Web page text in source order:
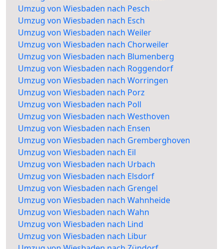
Umzug von Wiesbaden nach Pesch
Umzug von Wiesbaden nach Esch
Umzug von Wiesbaden nach Weiler
Umzug von Wiesbaden nach Chorweiler
Umzug von Wiesbaden nach Blumenberg
Umzug von Wiesbaden nach Roggendorf
Umzug von Wiesbaden nach Worringen
Umzug von Wiesbaden nach Porz
Umzug von Wiesbaden nach Poll
Umzug von Wiesbaden nach Westhoven
Umzug von Wiesbaden nach Ensen
Umzug von Wiesbaden nach Gremberghoven
Umzug von Wiesbaden nach Eil
Umzug von Wiesbaden nach Urbach
Umzug von Wiesbaden nach Elsdorf
Umzug von Wiesbaden nach Grengel
Umzug von Wiesbaden nach Wahnheide
Umzug von Wiesbaden nach Wahn
Umzug von Wiesbaden nach Lind
Umzug von Wiesbaden nach Libur